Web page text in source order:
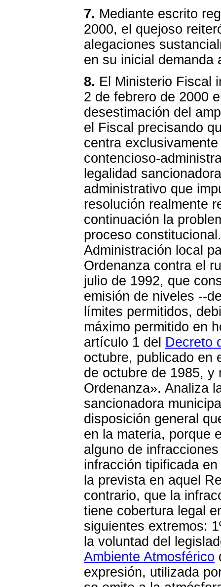
7. Mediante escrito
2000, el quejoso
alegaciones
en su inicial demanda
8. El Ministerio Fiscal
2 de febrero de 2000
desestimación del
el Fiscal precisando
centra
contencioso-
legalidad
administrativo que
resolución realmente
continuación la
proceso
Administración local
Ordenanza contra el
julio de 1992, que
emisión de niveles --
límites permitidos,
máximo permitido en
artículo 1 del Decreto
octubre, publicado en
de octubre de 1985, y
Ordenanza». Analiza
sancionadora
disposición general
en la materia, porque
alguno de
infracción tipificada
la prevista en aquel
contrario, que la
tiene cobertura legal
siguientes extremos:
la voluntad del
Ambiente Atmosférico
expresión, utilizada